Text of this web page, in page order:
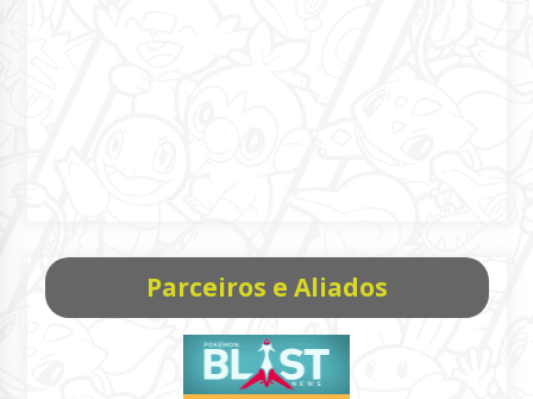
Parceiros e Aliados